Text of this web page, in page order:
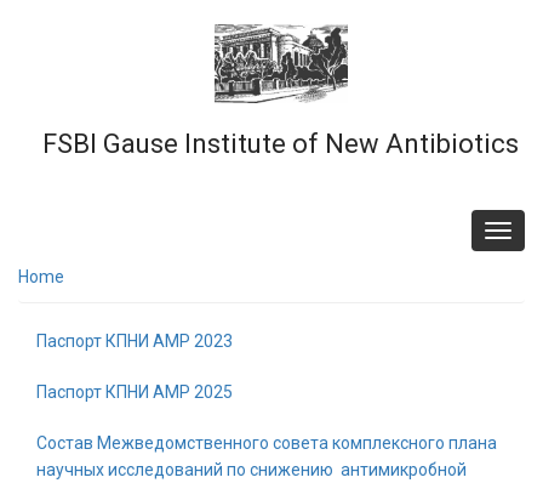
FSBI Gause Institute of New Antibiotics
Home
Паспорт КПНИ АМР 2023
Паспорт КПНИ АМР 2025
Состав Межведомственного совета комплексного плана
научных исследований по снижению антимикробной